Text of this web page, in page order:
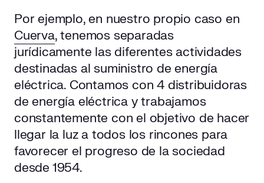
Por ejemplo, en nuestro propio caso en
Cuerva, tenemos separadas
jurídicamente las diferentes actividades
destinadas al suministro de energía
eléctrica. Contamos con 4 distribuidoras
de energía eléctrica y trabajamos
constantemente con el objetivo de hacer
llegar la luz a todos los rincones para
favorecer el progreso de la sociedad
desde 1954.